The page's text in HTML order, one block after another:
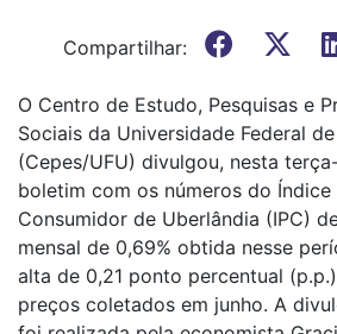
Compartilhar:
O Centro de Estudo, Pesquisas e
Sociais da Universidade Federal
(Cepes/UFU) divulgou, nesta
boletim com os números do Índice
Consumidor de Uberlândia (IPC)
mensal de 0,69% obtida nesse
alta de 0,21 ponto percentual
preços coletados em junho. A